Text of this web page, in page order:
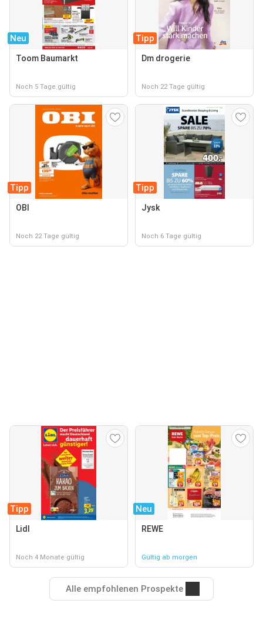
Neu
Toom Baumarkt
Noch 5 Tage gültig
Tipp
Dm drogerie
Noch 22 Tage gültig
Tipp
OBI
Noch 22 Tage gültig
Tipp
Jysk
Noch 6 Tage gültig
Tipp
Lidl
Noch 4 Monate gültig
Neu
REWE
Gültig ab morgen
Alle empfohlenen Prospekte